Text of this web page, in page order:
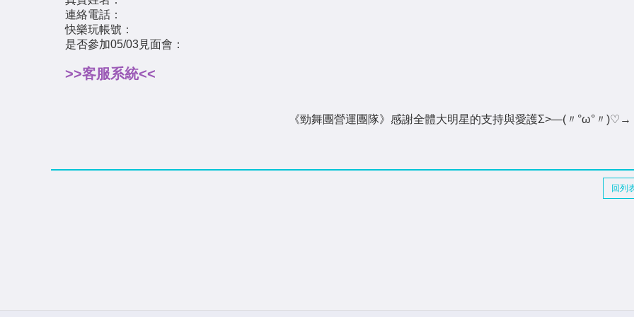
連絡電話：
快樂玩帳號：
是否參加05/03見面會：
>>客服系統<<
《勁舞團營運團隊》感謝全體大明星的支持與愛護Σ>―(〃°ω°〃)♡→
回列